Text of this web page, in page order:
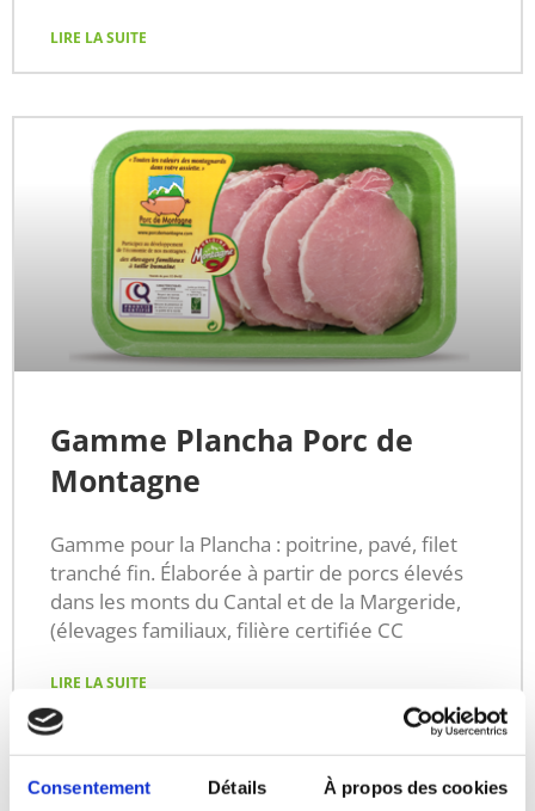
Consentement Détails À propos des cookies
LIRE LA SUITE
Gamme Plancha Porc de
Montagne
Gamme pour la Plancha : poitrine, pavé, filet
tranché fin. Élaborée à partir de porcs élevés
dans les monts du Cantal et de la Margeride,
(élevages familiaux, filière certifiée CC
LIRE LA SUITE